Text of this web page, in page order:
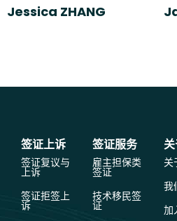
Jessica ZHANG
签证上诉
签证复议与
上诉
签证拒签上
诉
签证服务
雇主担保类
签证
技术移民签
证
关
我
加